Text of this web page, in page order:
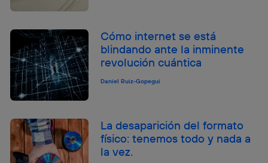
Cómo internet se está
blindando ante la inminente
revolución cuántica
Daniel Ruiz-Gopegui
La desaparición del formato
físico: tenemos todo y nada a
la vez.